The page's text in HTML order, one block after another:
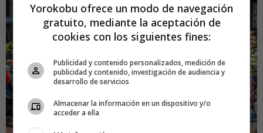
Yorokobu ofrece un modo de navegación
gratuito, mediante la aceptación de
cookies con los siguientes fines:
Publicidad y contenido personalizados, medición de
publicidad y contenido, investigación de audiencia y
desarrollo de servicios
Almacenar la información en un dispositivo y/o
acceder a ella